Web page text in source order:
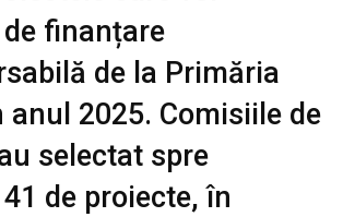
finanțare
de la Primăria
anul 2025. Comisiile de
selectat spre
de proiecte, în